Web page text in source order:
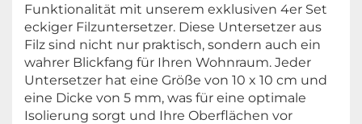
Funktionalität mit unserem exklusiven 4er Set
eckiger Filzuntersetzer. Diese Untersetzer aus
Filz sind nicht nur praktisch, sondern auch ein
wahrer Blickfang für Ihren Wohnraum. Jeder
Untersetzer hat eine Größe von 10 x 10 cm und
eine Dicke von 5 mm, was für eine optimale
Isolierung sorgt und Ihre Oberflächen vor